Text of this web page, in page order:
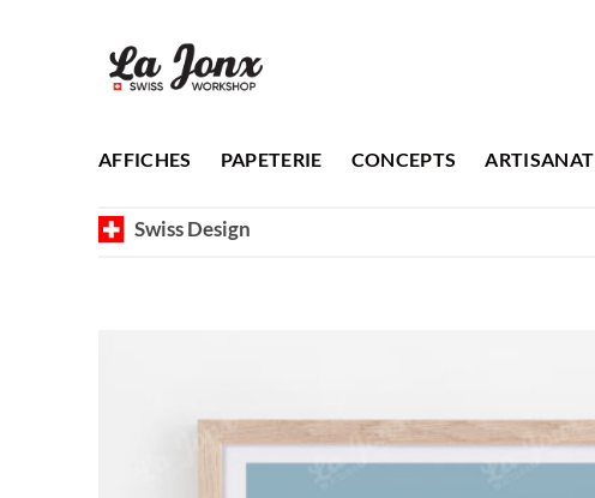
AFFICHES PAPETERIE CONCEPTS ARTISANAT
Swiss Design